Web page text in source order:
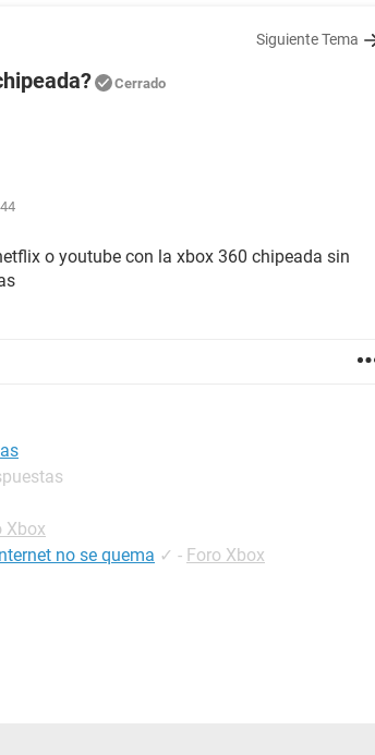
Siguiente Tema
Cerrado
o youtube con la xbox 360 chipeada sin
Xbox
no se quema ✓ - Foro Xbox